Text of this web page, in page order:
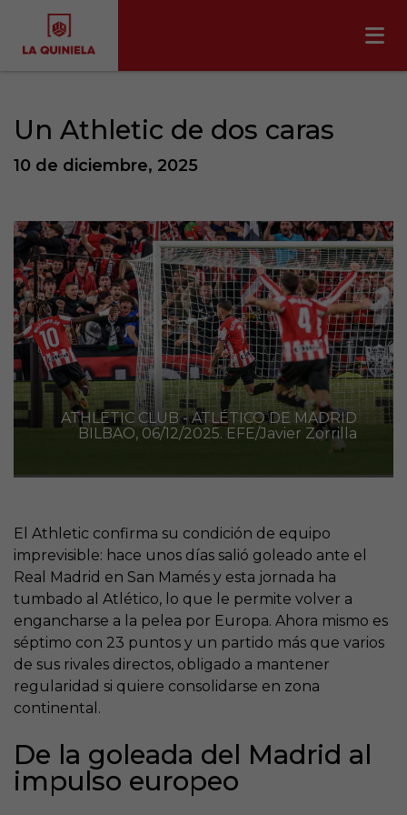
Un Athletic de dos caras
10 de diciembre, 2025
ATHLETIC CLUB - ATLÉTICO DE MADRID
BILBAO, 06/12/2025. EFE/Javier Zorrilla
El Athletic confirma su condición de equipo
imprevisible: hace unos días salió goleado ante el
Real Madrid en San Mamés y esta jornada ha
tumbado al Atlético, lo que le permite volver a
engancharse a la pelea por Europa. Ahora mismo es
séptimo con 23 puntos y un partido más que varios
de sus rivales directos, obligado a mantener
regularidad si quiere consolidarse en zona
continental.
De la goleada del Madrid al
impulso europeo